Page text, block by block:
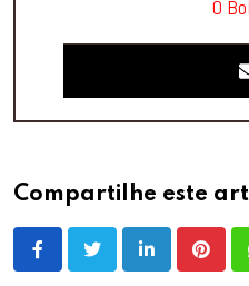
O
Compartilhe este
LinkedIn